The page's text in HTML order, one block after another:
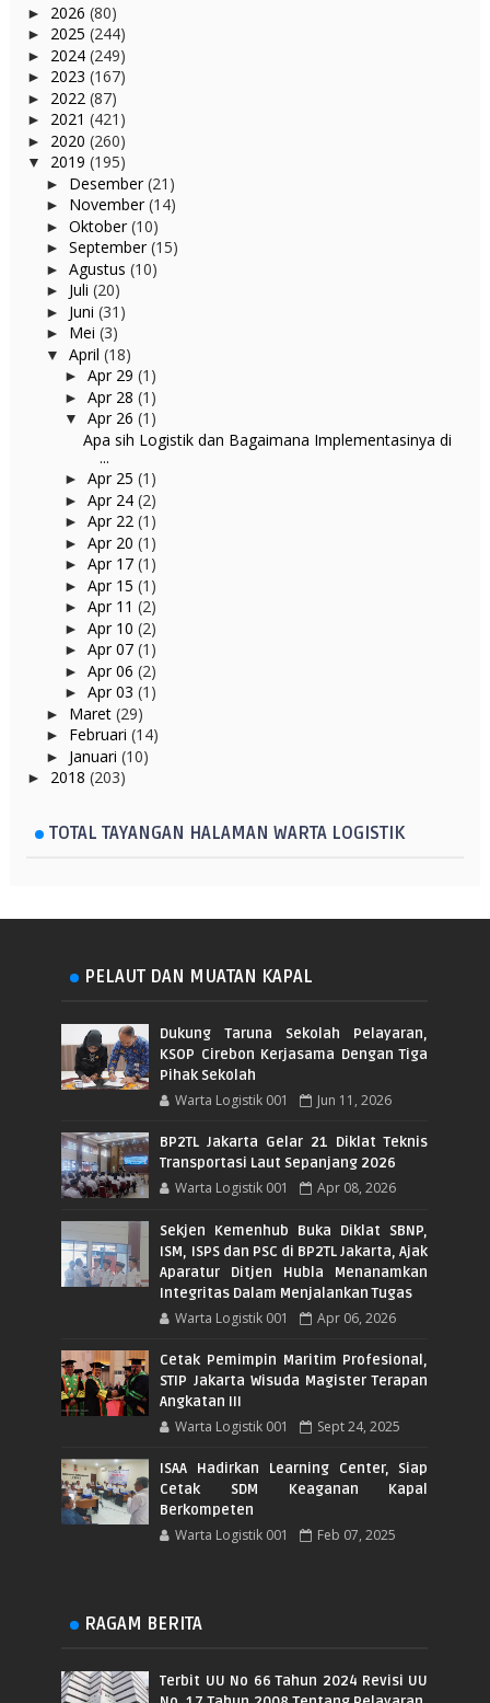
► 2026 (80)
► 2025 (244)
► 2024 (249)
► 2023 (167)
► 2022 (87)
► 2021 (421)
► 2020 (260)
▼ 2019 (195)
► Desember(21)
► November(14)
► Oktober(10)
► September(15)
► Agustus (10)
► Juli (20)
► Juni (31)
► Mei (3)
▼ April (18)
► Apr 29 (1)
► Apr 28 (1)
▼ Apr 26 (1)
Apa sih Logistik dan Bagaimana Implementasinya di
...
► Apr 25 (1)
► Apr 24 (2)
► Apr 22 (1)
► Apr 20 (1)
► Apr 17 (1)
► Apr 15 (1)
► Apr 11 (2)
► Apr 10 (2)
► Apr 07 (1)
► Apr 06 (2)
► Apr 03 (1)
► Maret (29)
► Februari (14)
► Januari (10)
► 2018 (203)
TOTAL TAYANGAN HALAMAN WARTA LOGISTIK
PELAUT DAN MUATAN KAPAL
Dukung Taruna Sekolah Pelayaran,
KSOP Cirebon Kerjasama Dengan Tiga
Pihak Sekolah
Warta Logistik 001 Jun 11, 2026
BP2TL Jakarta Gelar 21 Diklat Teknis
Transportasi Laut Sepanjang 2026
Warta Logistik 001 Apr 08, 2026
Sekjen Kemenhub Buka Diklat SBNP,
ISM, ISPS dan PSC di BP2TL Jakarta, Ajak
Aparatur Ditjen Hubla Menanamkan
Integritas Dalam Menjalankan Tugas
Warta Logistik 001 Apr 06, 2026
Cetak Pemimpin Maritim Profesional,
STIP Jakarta Wisuda Magister Terapan
Angkatan III
Warta Logistik 001 Sept 24, 2025
ISAA Hadirkan Learning Center, Siap
Cetak SDM Keaganan Kapal
Berkompeten
Warta Logistik 001 Feb 07, 2025
RAGAM BERITA
Terbit UU No 66 Tahun 2024 Revisi UU